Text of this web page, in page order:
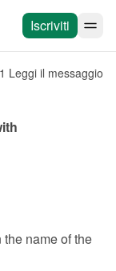
Iscriviti
1 Leggi il messaggio
the name of the